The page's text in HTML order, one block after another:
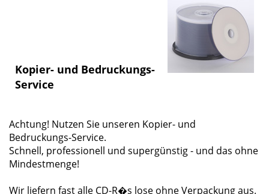
Kopier- und Bedruckungs-
Service
Achtung! Nutzen Sie unseren Kopier- und
Bedruckungs-Service.
Schnell, professionell und supergünstig - und das ohne
Mindestmenge!
Wir liefern fast alle CD-R�s lose ohne Verpackung aus.